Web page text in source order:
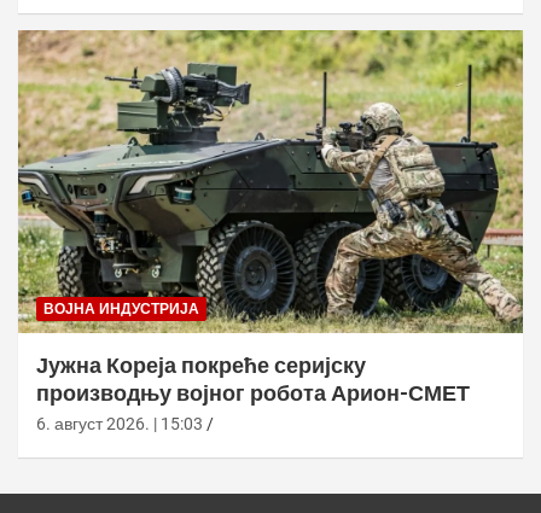
ВОЈНА ИНДУСТРИЈА
Јужна Кореја покреће серијску
производњу војног робота Арион-СМЕТ
6. август 2026. | 15:03